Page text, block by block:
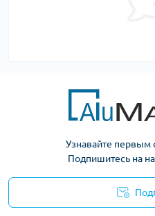
Узнавайте первым
Подпишитесь на